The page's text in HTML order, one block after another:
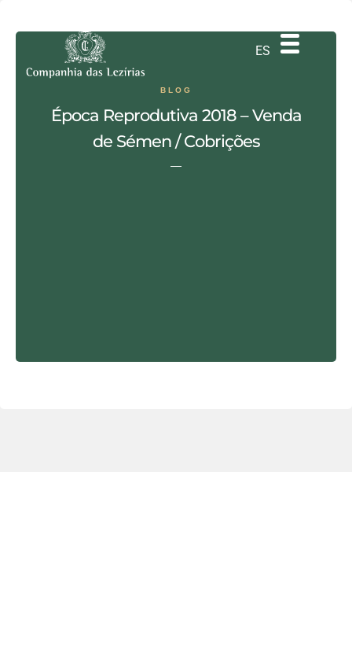
ES
PT
EN
DE
BLOG
Época Reprodutiva 2018 – Venda
de Sémen / Cobrições